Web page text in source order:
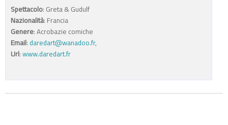
Spettacolo: Greta & Gudulf
Nazionalità: Francia
Genere: Acrobazie comiche
Email: daredart@wanadoo.fr,
Url: www.daredart.fr